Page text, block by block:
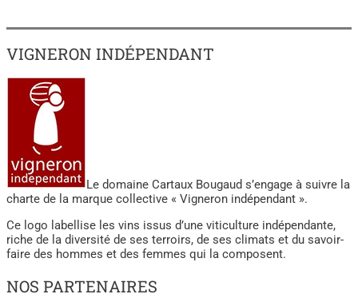
VIGNERON INDÉPENDANT
Le domaine Cartaux Bougaud s’engage à suivre la
charte de la marque collective « Vigneron indépendant ».
Ce logo labellise les vins issus d’une viticulture indépendante,
riche de la diversité de ses terroirs, de ses climats et du savoir-
faire des hommes et des femmes qui la composent.
NOS PARTENAIRES